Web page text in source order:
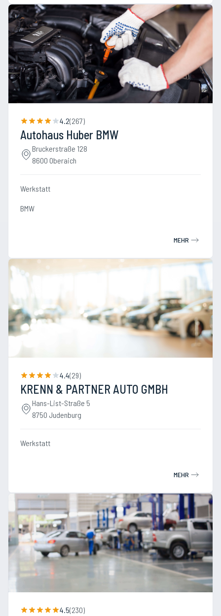
4.2(267)
Autohaus Huber BMW
Bruckerstraße 128
8600 Oberaich
Werkstatt
BMW
MEHR
4.4(29)
KRENN & PARTNER AUTO GMBH
Hans-List-Straße 5
8750 Judenburg
Werkstatt
MEHR
4.5(230)